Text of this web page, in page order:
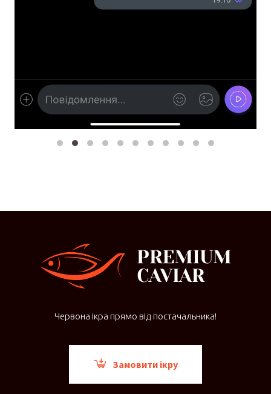
Червона ікра прямо від постачальника!
Замовити ікру